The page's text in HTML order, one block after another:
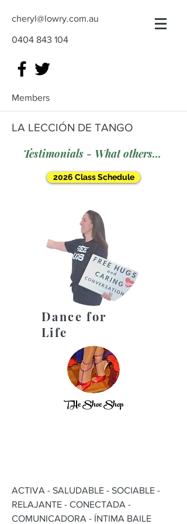
cheryl@lowry.com.au
0404 843 104
Members
LA LECCIÓN DE TANGO
Testimonials - What others say
2026 Class Schedule
Dance for
Life
THe Shoe Shop
ACTIVA - SALUDABLE - SOCIABLE -
RELAJANTE - CONECTADA -
COMUNICADORA - ÍNTIMA BAILE